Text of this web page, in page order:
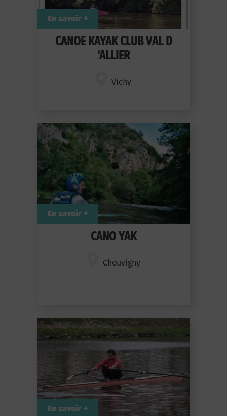
CANOE KAYAK CLUB VAL D
‘ALLIER
Vichy
En savoir +
CANO YAK
Chouvigny
En savoir +
En savoir +